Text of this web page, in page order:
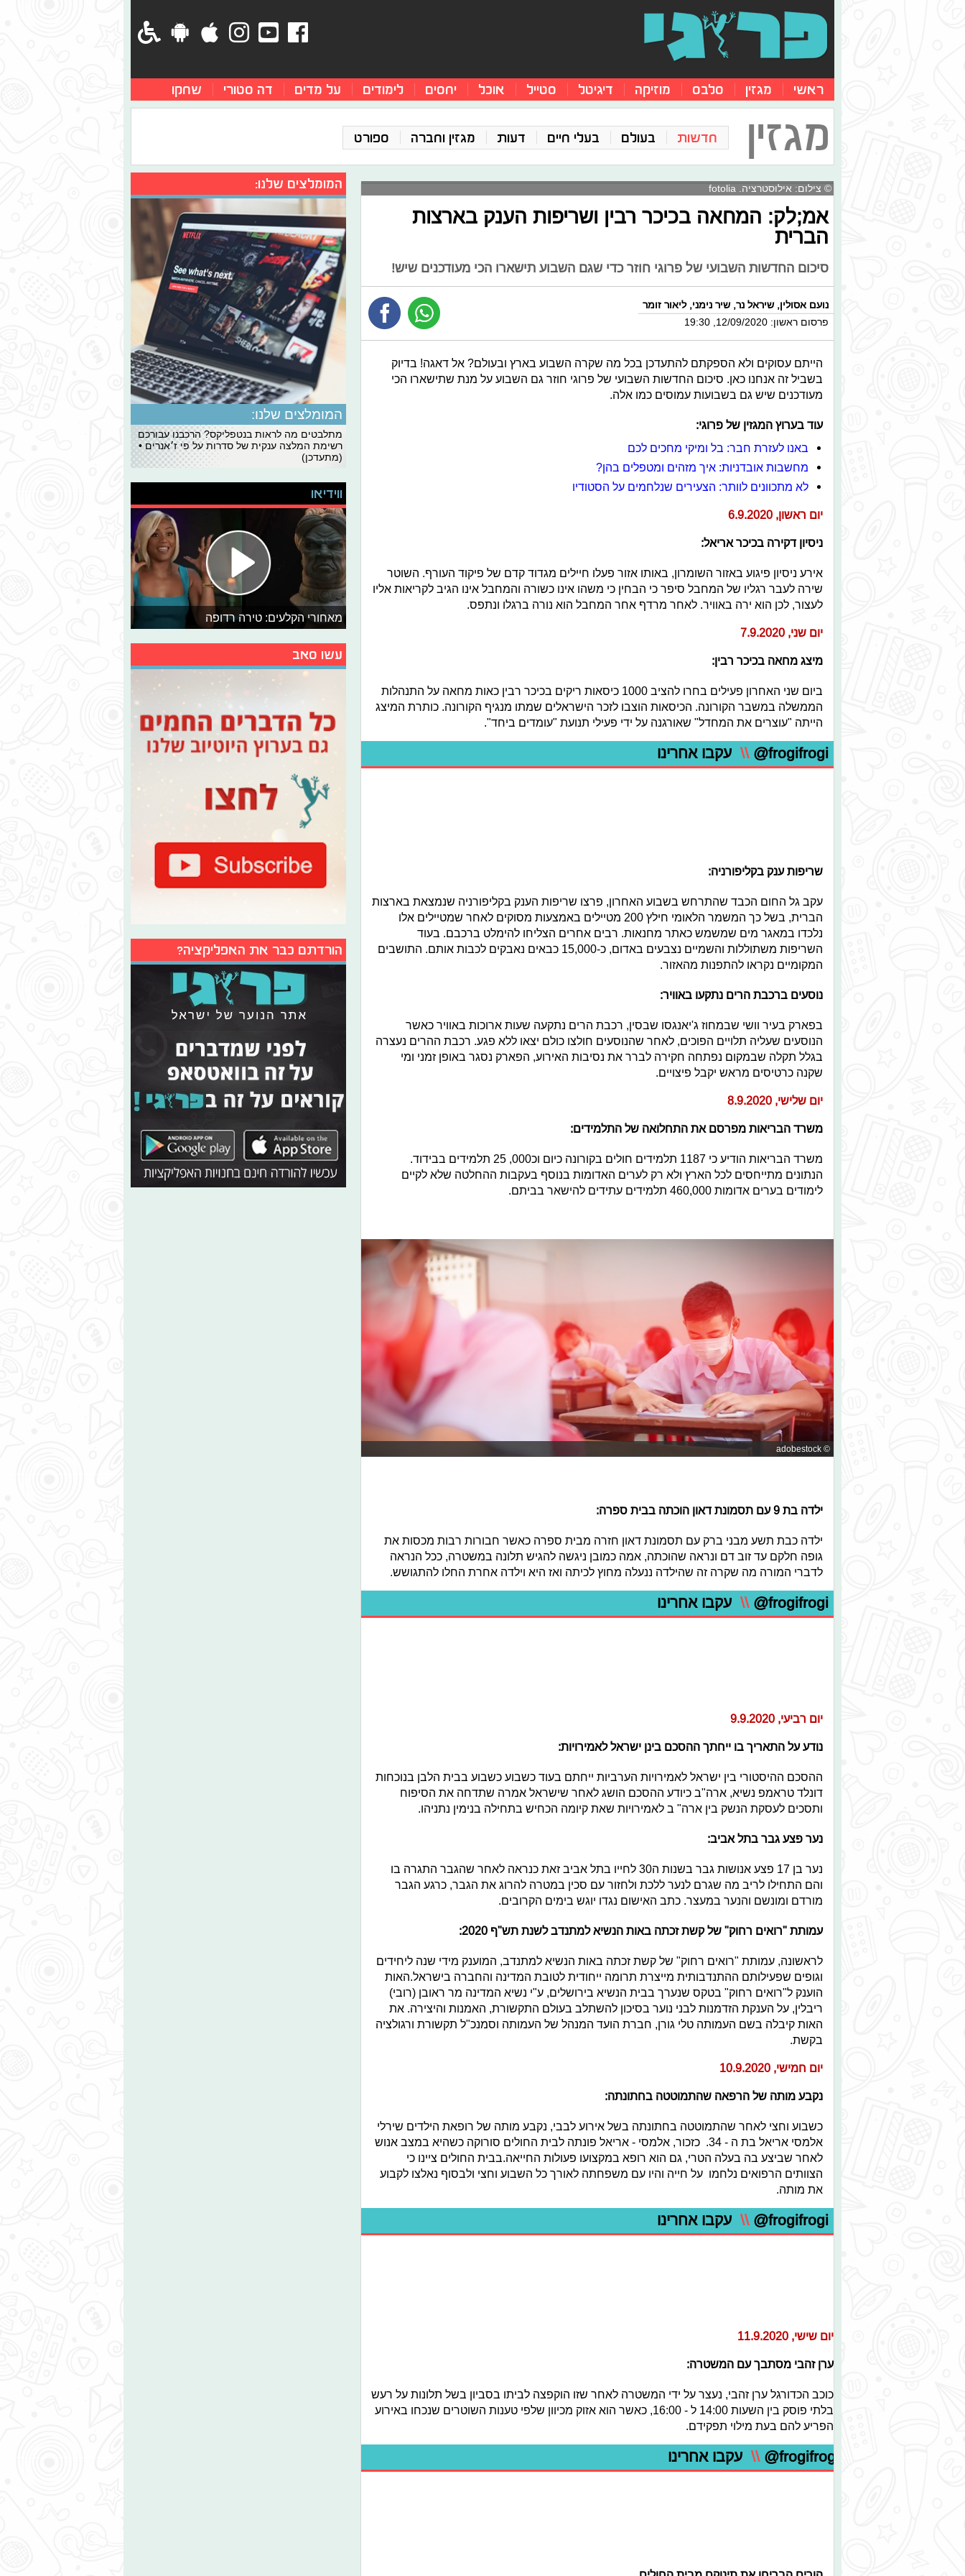
ראשי מגזין סלבס מוזיקה דיגיטל סטייל אוכל יחסים לימודים על מדים דה סטורי שחקו
מגזין חדשות בעולם בעלי חיים דעות מגזין וחברה ספורט
© צילום: אילוסטרציה. fotolia
אמ;לק: המחאה בכיכר רבין ושריפות הענק בארצות
הברית
סיכום החדשות השבועי של פרוגי חוזר כדי שגם השבוע תישארו הכי מעודכנים שיש!
נועם אסולין,שיראל נר,שיר נימני,ליאור זומר
פרסום ראשון: 12/09/2020, 19:30
הייתם עסוקים ולא הספקתם להתעדכן בכל מה שקרה השבוע בארץ ובעולם? אל דאגה! בדיוק
בשביל זה אנחנו כאן. סיכום החדשות השבועי של פרוגי חוזר גם השבוע על מנת שתישארו הכי
מעודכנים שיש גם בשבועות עמוסים כמו אלה.
עוד בערוץ המגזין של פרוגי:
באנו לעזרת חבר: בל ומיקי מחכים לכם
מחשבות אובדניות: איך מזהים ומטפלים בהן?
לא מתכוונים לוותר: הצעירים שנלחמים על הסטודיו
יום ראשון, 6.9.2020
ניסיון דקירה בכיכר אריאל:
אירע ניסיון פיגוע באזור השומרון, באותו אזור פעלו חיילים מגדוד קדם של פיקוד העורף. השוטר
שירה לעבר רגליו של המחבל סיפר כי הבחין כי משהו אינו כשורה והמחבל אינו הגיב לקריאות אליו
לעצור, לכן הוא ירה באוויר. לאחר מרדף אחר המחבל הוא נורה ברגלו ונתפס.
יום שני, 7.9.2020
מיצג מחאה בכיכר רבין:
ביום שני האחרון פעילים בחרו להציב 1000 כיסאות ריקים בכיכר רבין כאות מחאה על התנהלות
הממשלה במשבר הקורונה. הכיסאות הוצבו לזכר הישראלים שמתו מנגיף הקורונה. כותרת המיצג
הייתה "עוצרים את המחדל" שאורגנה על ידי פעילי תנועת "עומדים ביחד".
@frogifrogi
\\ עקבו אחרינו
שריפות ענק בקליפורניה:
עקב גל החום הכבד שהתרחש בשבוע האחרון, פרצו שריפות הענק בקליפורניה שנמצאת בארצות
הברית, בשל כך המשמר הלאומי חילץ 200 מטיילים באמצעות מסוקים לאחר שמטיילים אלו
נלכדו במאגר מים שמשמש כאתר מחנאות. רבים אחרים הצליחו להימלט ברכבם. בעוד
השריפות משתוללות והשמיים נצבעים באדום, כ-15,000 כבאים נאבקים לכבות אותם. התושבים
המקומיים נקראו להתפנות מהאזור.
נוסעים ברכבת הרים נתקעו באוויר:
בפארק בעיר וושי שבמחוז ג'יאנגסו שבסין, רכבת הרים נתקעה שעות ארוכות באוויר כאשר
הנוסעים שעליה תלויים הפוכים, לאחר שהנוסעים חולצו כולם יצאו ללא פגע. רכבת ההרים נעצרה
בגלל תקלה שבמקום נפתחה חקירה לברר את נסיבות האירוע, הפארק נסגר באופן זמני ומי
שקנה כרטיסים מראש יקבל פיצויים.
יום שלישי, 8.9.2020
משרד הבריאות מפרסם את התחלואה של התלמידים:
משרד הבריאות הודיע כי 1187 תלמידים חולים בקורונה כיום וכ000, 25 תלמידים בבידוד.
הנתונים מתייחסים לכל הארץ ולא רק לערים האדומות בנוסף בעקבות ההחלטה שלא לקיים
לימודים בערים אדומות 460,000 תלמידים עתידים להישאר בביתם.
© adobestock
ילדה בת 9 עם תסמונת דאון הוכתה בבית ספרה:
ילדה כבת תשע מבני ברק עם תסמונת דאון חזרה מבית ספרה כאשר חבורות רבות מכסות את
גופה חלקם עד זוב דם ונראה שהוכתה, אמה כמובן ניגשה להגיש תלונה במשטרה, ככל הנראה
לדברי המורה מה שקרה זה שהילדה ננעלה מחוץ לכיתה ואז היא וילדה אחרת החלו להתגושש.
@frogifrogi
\\ עקבו אחרינו
יום רביעי, 9.9.2020
נודע על התאריך בו ייחתך ההסכם בינן ישראל לאמירויות:
ההסכם ההיסטורי בין ישראל לאמירויות הערביות ייחתם בעוד כשבוע כשבוע בבית הלבן בנוכחות
דונלד טראמפ נשיא, ארה"ב כיודע ההסכם הושג לאחר שישראל אמרה שתדחה את הסיפוח
ותסכים לעסקת הנשק בין ארה" ב לאמירויות שאת קיומה הכחיש בתחילה בנימין נתניהו.
נער פצע גבר בתל אביב:
נער בן 17 פצע אנושות גבר בשנות ה30 לחייו בתל אביב זאת כנראה לאחר שהגבר התגרה בו
והם התחילו לריב מה שגרם לנער ללכת ולחזור עם סכין במטרה להרוג את הגבר, כרגע הגבר
מורדם ומונשם והנער במעצר. כתב האישום נגדו יוגש בימים הקרובים.
עמותת "רואים רחוק" של קשת זכתה באות הנשיא למתנדב לשנת תש"ף 2020:
לראשונה, עמותת "רואים רחוק" של קשת זכתה באות הנשיא למתנדב, המוענק מידי שנה ליחידים
וגופים שפעילותם ההתנדבותית מייצרת תרומה ייחודית לטובת המדינה והחברה בישראל.האות
הוענק ל"רואים רחוק" בטקס שנערך בבית הנשיא בירושלים, ע"י נשיא המדינה מר ראובן (רובי)
ריבלין, על הענקת הזדמנות לבני נוער בסיכון להשתלב בעולם התקשורת, האמנות והיצירה. את
האות קיבלה בשם העמותה טלי גורן, חברת הועד המנהל של העמותה וסמנכ"ל תקשורת ורגולציה
בקשת.
יום חמישי, 10.9.2020
נקבע מותה של הרפאה שהתמוטטה בחתונתה:
כשבוע וחצי לאחר שהתמוטטה בחתונתה בשל אירוע לבבי, נקבע מותה של רופאת הילדים שירלי
אלמסי אריאל בת ה - 34. כזכור, אלמסי - אריאל פונתה לבית החולים סורוקה כשהיא במצב אנוש
לאחר שביצע בה בעלה הטרי, גם הוא רופא במקצועו פעולות החייאה.בבית החולים ציינו כי
הצוותים הרפואים נלחמו על חייה והיו עם משפחתה לאורך כל השבוע וחצי ולבסוף נאלצו לקבוע
את מותה.
@frogifrogi
\\ עקבו אחרינו
יום שישי, 11.9.2020
ערן זהבי מסתבך עם המשטרה:
כוכב הכדורגל ערן זהבי, נעצר על ידי המשטרה לאחר שזו הוקפצה לביתו בסביון בשל תלונות על רעש
בלתי פוסק בין השעות 14:00 ל - 16:00, כאשר הוא אזוק מכיוון שלפי טענות השוטרים שנכחו באירוע
הפריע להם בעת מילוי תפקידם.
@frogifrogi
\\ עקבו אחרינו
המומלצים שלנו:
המומלצים שלנו:
מתלבטים מה לראות בנטפליקס? הרכבנו עבורכם
רשימת המלצה ענקית של סדרות על פי ז׳אנרים •
(מתעדכן)
ווידיאו
מאחורי הקלעים: טירה רדופה
עשו סאב
הורדתם כבר את האפליקציה?